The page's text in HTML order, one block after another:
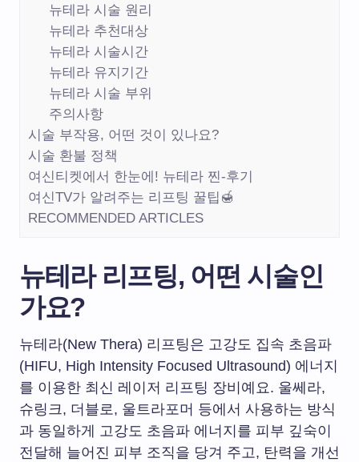
뉴테라 시술 원리
뉴테라 추천대상
뉴테라 시술시간
뉴테라 유지기간
뉴테라 시술 부위
주의사항
시술 부작용, 어떤 것이 있나요?
시술 환불 정책
여신티켓에서 한눈에! 뉴테라 찐-후기
여신TV가 알려주는 리프팅 꿀팁🍯
RECOMMENDED ARTICLES
뉴테라 리프팅, 어떤 시술인
가요?
뉴테라(New Thera) 리프팅은 고강도 집속 초음파
(HIFU, High Intensity Focused Ultrasound) 에너지
를 이용한 최신 레이저 리프팅 장비예요. 울쎄라,
슈링크, 더블로, 울트라포머 등에서 사용하는 방식
과 동일하게 고강도 초음파 에너지를 피부 깊숙이
전달해 늘어진 피부 조직을 당겨 주고, 탄력을 개선